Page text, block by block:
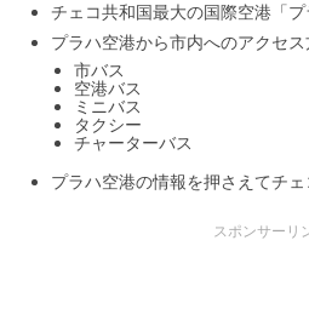
チェコ共和国最大の国際空港「プ
プラハ空港から市内へのアクセ
市バス
空港バス
ミニバス
タクシー
チャーターバス
プラハ空港の情報を押さえてチェ
スポンサーリ